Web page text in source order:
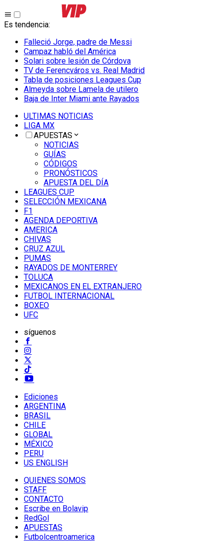
Es tendencia:
Falleció Jorge, padre de Messi
Campaz habló del América
Solari sobre lesión de Córdova
TV de Ferencváros vs. Real Madrid
Tabla de posiciones Leagues Cup
Almeyda sobre Lamela de utilero
Baja de Inter Miami ante Rayados
ULTIMAS NOTICIAS
LIGA MX
APUESTAS
NOTICIAS
GUÍAS
CÓDIGOS
PRONÓSTICOS
APUESTA DEL DÍA
LEAGUES CUP
SELECCIÓN MEXICANA
F1
AGENDA DEPORTIVA
AMERICA
CHIVAS
CRUZ AZUL
PUMAS
RAYADOS DE MONTERREY
TOLUCA
MEXICANOS EN EL EXTRANJERO
FUTBOL INTERNACIONAL
BOXEO
UFC
síguenos
Ediciones
ARGENTINA
BRASIL
CHILE
GLOBAL
MÉXICO
PERU
US ENGLISH
QUIENES SOMOS
STAFF
CONTACTO
Escribe en Bolavip
RedGol
APUESTAS
Futbolcentroamerica